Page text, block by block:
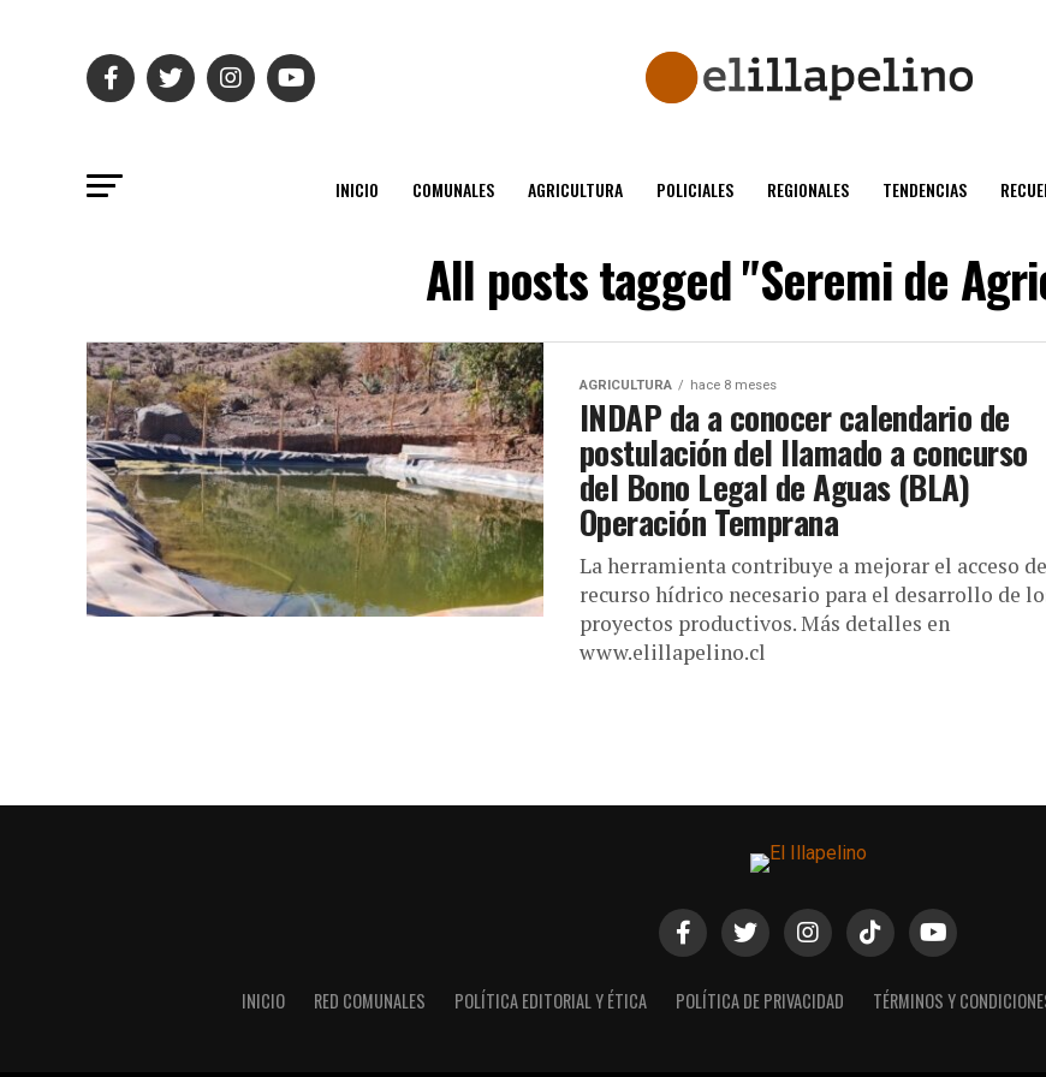
INICIO COMUNALES AGRICULTURA POLICIALES REGIONALES TENDENCIAS
All posts tagged "Seremi de
AGRICULTURA hace 8 meses
INDAP da a conocer calendario de
postulación del llamado a concurso
del Bono Legal de Aguas (BLA)
Operación Temprana
La herramienta contribuye a mejorar el acceso
recurso hídrico necesario para el desarrollo de
proyectos productivos. Más detalles en
www.elillapelino.cl
INICIO RED COMUNALES POLÍTICA EDITORIAL Y ÉTICA POLÍTICA DE PRIVACIDAD TÉRMINOS Y